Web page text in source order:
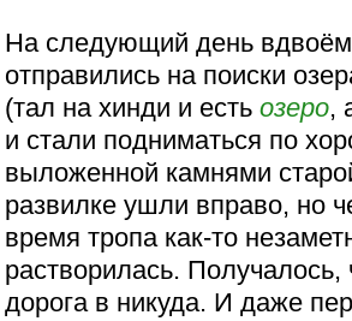
На следующий день
отправились на поиски
(тал на хинди и естьозеро,
и стали подниматься по
выложенной камнями
развилке ушли вправо, но
время тропа как-то
растворилась. Получалось,
дорога в никуда. И даже